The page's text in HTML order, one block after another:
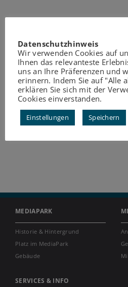
MEDIAPARK
Historie & Hintergrund
Platz im MediaPark
Gebäude
SERVICES & INFO
Datenschutzhinweis
Wir verwenden Cookies auf
Ihnen das relevanteste
uns an Ihre Präferenzen und
erinnern. Indem Sie auf "Alle
erklären Sie sich mit der
Cookies einverstanden.
Einstellungen Speichern